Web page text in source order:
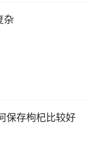
杂
保存枸杞比较好